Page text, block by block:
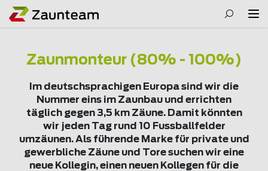
Zaunmonteur (80% - 100%)
Im deutschsprachigen Europa sind wir die
Nummer eins im Zaunbau und errichten
täglich gegen 3,5 km Zäune. Damit könnten
wir jeden Tag rund 10 Fussballfelder
umzäunen. Als führende Marke für private und
gewerbliche Zäune und Tore suchen wir eine
neue Kollegin, einen neuen Kollegen für die